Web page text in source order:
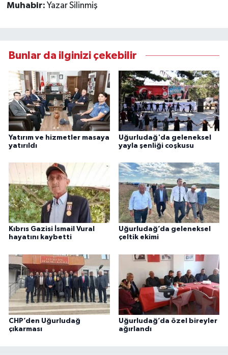
Muhabir: Yazar Silinmiş
Bunlar da ilginizi çekebilir
Yatırım ve hizmetler masaya
yatırıldı
Uğurludağ'da geleneksel
yayla şenliği coşkusu
Kıbrıs Gazisi İsmail Vural
hayatını kaybetti
Uğurludağ’da geleneksel
çeltik ekimi
CHP’den Uğurludağ
çıkarması
Uğurludağ’da özel bireyler
ağırlandı